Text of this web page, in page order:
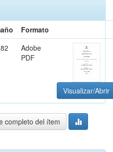
Formato
Adobe
PDF
Visualizar/Abrir
completo del ítem